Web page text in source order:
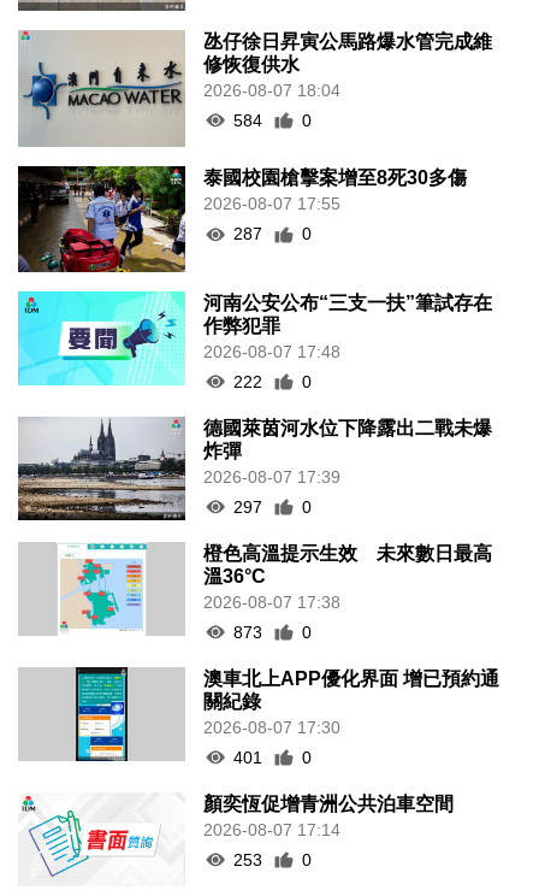
氹仔徐日昇寅公馬路爆水管完成維
修恢復供水
2026-08-07 18:04
584
0
泰國校園槍擊案增至8死30多傷
2026-08-07 17:55
287
0
河南公安公布“三支一扶”筆試存在
作弊犯罪
2026-08-07 17:48
222
0
德國萊茵河水位下降露出二戰未爆
炸彈
2026-08-07 17:39
297
0
橙色高溫提示生效 未來數日最高
溫36°C
2026-08-07 17:38
873
0
澳車北上APP優化界面 增已預約通
關紀錄
2026-08-07 17:30
401
0
顏奕恆促增青洲公共泊車空間
2026-08-07 17:14
253
0